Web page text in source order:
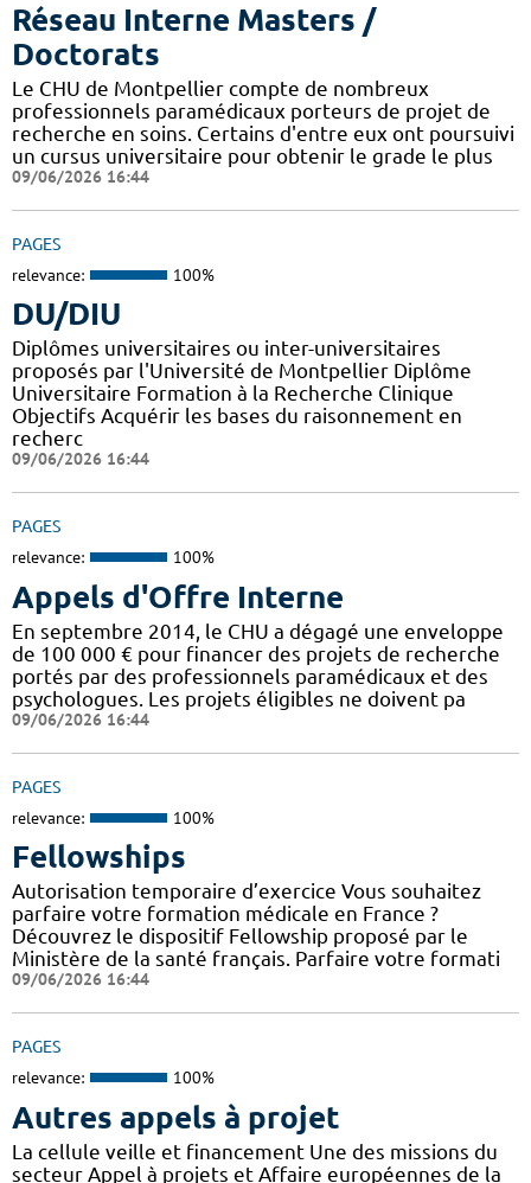
Réseau Interne Masters /
Doctorats
Le CHU de Montpellier compte de nombreux
professionnels paramédicaux porteurs de projet de
recherche en soins. Certains d'entre eux ont poursuivi
un cursus universitaire pour obtenir le grade le plus
09/06/2026 16:44
PAGES
relevance: 100%
DU/DIU
Diplômes universitaires ou inter-universitaires
proposés par l'Université de Montpellier Diplôme
Universitaire Formation à la Recherche Clinique
Objectifs Acquérir les bases du raisonnement en
recherc
09/06/2026 16:44
PAGES
relevance: 100%
Appels d'Offre Interne
En septembre 2014, le CHU a dégagé une enveloppe
de 100 000 € pour financer des projets de recherche
portés par des professionnels paramédicaux et des
psychologues. Les projets éligibles ne doivent pa
09/06/2026 16:44
PAGES
relevance: 100%
Fellowships
Autorisation temporaire d’exercice Vous souhaitez
parfaire votre formation médicale en France ?
Découvrez le dispositif Fellowship proposé par le
Ministère de la santé français. Parfaire votre formati
09/06/2026 16:44
PAGES
relevance: 100%
Autres appels à projet
La cellule veille et financement Une des missions du
secteur Appel à projets et Affaire européennes de la